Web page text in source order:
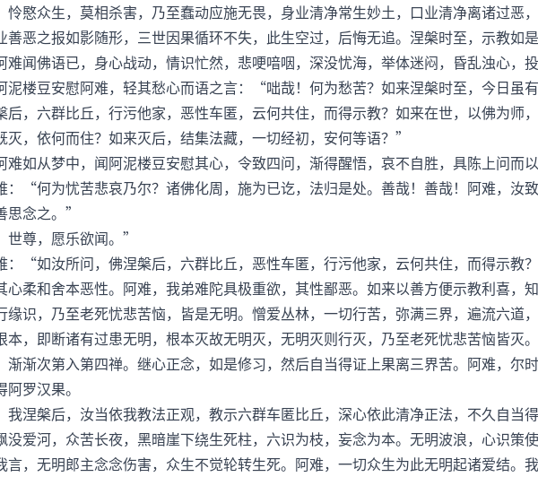
怜愍众生，莫相杀害，乃至蠢动应施无畏，身业清净常生妙土，口业清净离诸过恶
善恶之报如影随形，三世因果循环不失，此生空过，后悔无追。涅槃时至，示教如
闻佛语已，身心战动，情识忙然，悲哽喑咽，深没忧海，举体迷闷，昏乱浊心，投
楼豆安慰阿难，轻其愁心而语之言：“咄哉！何为愁苦？如来涅槃时至，今日虽
后，六群比丘，行污他家，恶性车匿，云何共住，而得示教？如来在世，以佛为师
灭，依何而住？如来灭后，结集法藏，一切经初，安何等语？”
如从梦中，闻阿泥楼豆安慰其心，令致四问，渐得醒悟，哀不自胜，具陈上问而以
“何为忧苦悲哀乃尔？诸佛化周，施为已讫，法归是处。善哉！善哉！阿难，汝致
思念之。”
尊，愿乐欲闻。”
“如汝所问，佛涅槃后，六群比丘，恶性车匿，行污他家，云何共住，而得示教
心柔和舍本恶性。阿难，我弟难陀具极重欲，其性鄙恶。如来以善方便示教利喜，
缘识，乃至老死忧悲苦恼，皆是无明。憎爱丛林，一切行苦，弥满三界，遍流六道
本，即断诸有过患无明，根本灭故无明灭，无明灭则行灭，乃至老死忧悲苦恼皆灭
渐渐次第入第四禅。继心正念，如是修习，然后自当得证上果离三界苦。阿难，尔
罗汉果。
槃后，汝当依我教法正观，教示六群车匿比丘，深心依此清净正法，不久自当
没爱河，众苦长夜，黑暗崖下绕生死柱，六识为枝，妄念为本。无明波浪，心识策
言，无明郎主念念伤害，众生不觉轮转生死。阿难，一切众生为此无明起诸爱结。